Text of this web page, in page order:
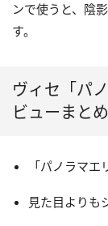
ンで使うと、陰
す。
ヴィセ「パ
ビューまとめ
「パノラマ
見た目よりも